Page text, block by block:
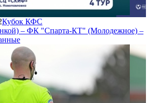
Кубок КФС
– ФК "Спарта-КТ" (Молодежное) –